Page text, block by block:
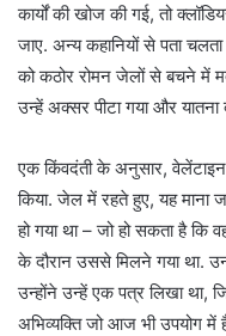
कार्यों की खोज की गई, तो
जाए. अन्य कहानियों से पता
को कठोर रोमन जेलों से बचने में
उन्हें अक्सर पीटा गया और यातना
एक किंवदंती के अनुसार, वेलेंटाइन
किया. जेल में रहते हुए, यह माना
हो गया था – जो हो सकता है कि
के दौरान उससे मिलने गया था.
उन्होंने उन्हें एक पत्र लिखा था,
अभिव्यक्ति जो आज भी उपयोग में